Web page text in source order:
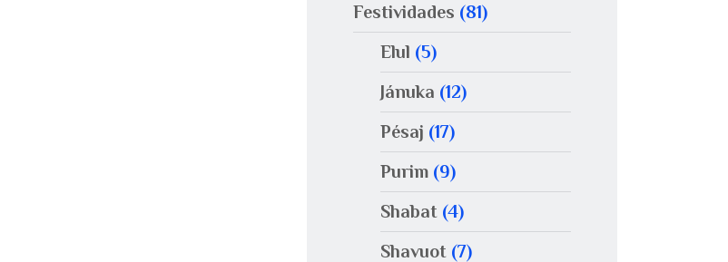
Festividades (81)
Elul (5)
Jánuka (12)
Pésaj (17)
Purim (9)
Shabat (4)
Shavuot (7)